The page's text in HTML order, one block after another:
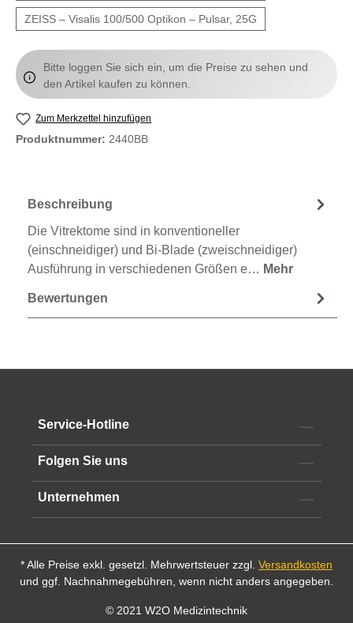
ZEISS – Visalis 100/500 Optikon – Pulsar, 25G
Bitte loggen Sie sich ein, um die Preise zu sehen und
den Artikel kaufen zu können.
Zum Merkzettel hinzufügen
Produktnummer: 2440BB
Beschreibung
Die Vitrektome sind in konventioneller
(einschneidiger) und Bi-Blade (zweischneidiger)
Ausführung in verschiedenen Größen e… Mehr
Bewertungen
Service-Hotline
Folgen Sie uns
Unternehmen
* Alle Preise exkl. gesetzl. Mehrwertsteuer zzgl. Versandkosten
und ggf. Nachnahmegebühren, wenn nicht anders angegeben.
© 2021 W2O Medizintechnik